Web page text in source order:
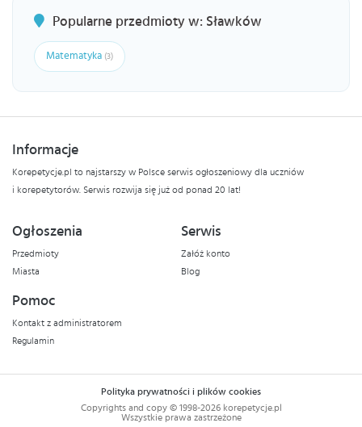
Popularne przedmioty w: Sławków
Matematyka (3)
Informacje
Korepetycje.pl to najstarszy w Polsce serwis ogłoszeniowy dla uczniów
i korepetytorów. Serwis rozwija się już od ponad 20 lat!
Ogłoszenia
Przedmioty
Miasta
Serwis
Załóż konto
Blog
Pomoc
Kontakt z administratorem
Regulamin
Polityka prywatności i plików cookies
Copyrights and copy © 1998-2026 korepetycje.pl
Wszystkie prawa zastrzeżone